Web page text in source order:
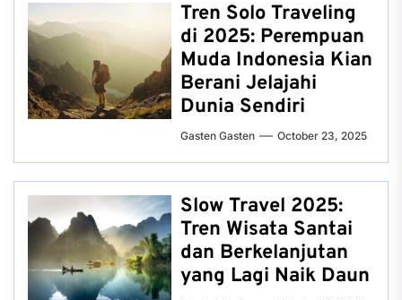
Tren Solo Traveling
di 2025: Perempuan
Muda Indonesia Kian
Berani Jelajahi
Dunia Sendiri
Gasten Gasten October 23, 2025
Slow Travel 2025:
Tren Wisata Santai
dan Berkelanjutan
yang Lagi Naik Daun